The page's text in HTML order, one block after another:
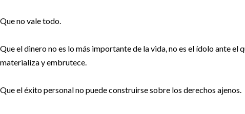
Que no vale todo.
Que el dinero no es lo más importante de la vida, no es el ídolo ante
materializa y embrutece.
Que el éxito personal no puede construirse sobre los derechos ajenos.